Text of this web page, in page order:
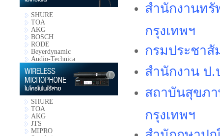
SHURE
TOA
AKG
BOSCH
RODE
Beyerdynamic
Audio-Technica
SHURE
TOA
AKG
JTS
MIPRO
สำนักงานท
กรุงเทพฯ
กรมประชา
สำนักงาน ป.
สถาบันสุขภ
กรุงเทพฯ